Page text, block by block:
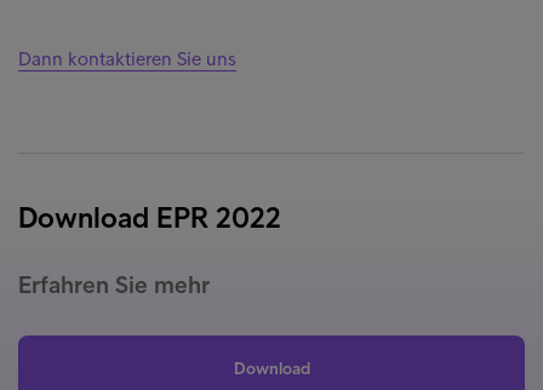
Dann kontaktieren Sie uns
Download EPR 2022
Erfahren Sie mehr
Download